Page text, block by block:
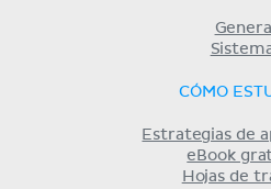
CÓMO
Estrategias de
eBook
Hojas de